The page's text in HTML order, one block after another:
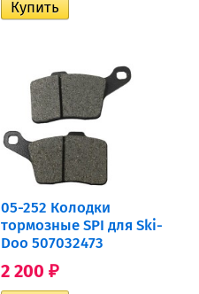
05-252 Колодки
тормозные SPI для Ski-
Doo 507032473
2 200 ₽